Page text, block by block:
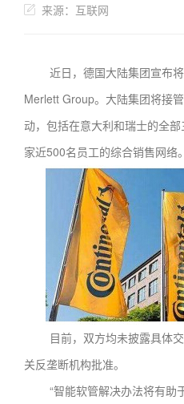
来源：互联网
近日，德国大陆集团宣布将
Merlett Group。大陆集团将接
动，包括在意大利和瑞士的全
家近500名员工的综合销售网络。
目前，双方均未披露具体交
关反垄断机构批准。
“智能软管解决办法将有助